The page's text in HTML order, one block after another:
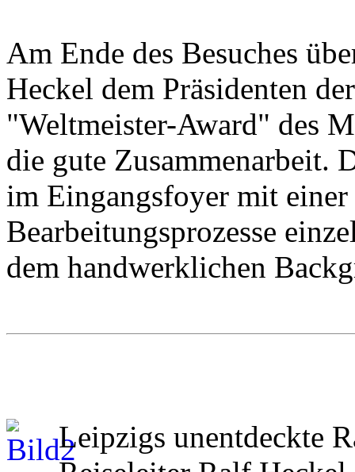
Am Ende des Besuches
Heckel dem Präsidenten
"Weltmeister-Award" des
die gute Zusammenarbeit.
im Eingangsfoyer mit
Bearbeitungsprozesse
dem handwerklichen
Leipzigs unentdeckte